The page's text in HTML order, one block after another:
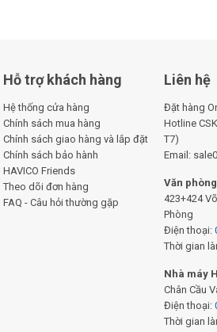
Hỗ trợ khách hàng
Hệ thống cửa hàng
Chính sách mua hàng
Chính sách giao hàng và lắp đặt
Chính sách bảo hành
HAVICO Friends
Theo dõi đơn hàng
FAQ - Câu hỏi thường gặp
Liên hệ
Đặt hàng
Hotline
T7)
Email:
Văn phòng
423+424
Phòng
Điện thoại:
Thời gian
Nhà máy
Chân Cầu
Điện thoại:
Thời gian